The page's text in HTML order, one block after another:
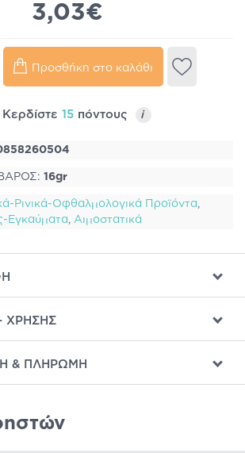
3,03€
Προσθήκη στο καλάθι
Κερδίστε 15πόντους i
16gr
Ρινικά-Οφθαλμολογικά Προϊόντα,
Εγκαύματα, Aιμοστατικά
ΧΡΉΣΗΣ
& ΠΛΗΡΩΜΉ